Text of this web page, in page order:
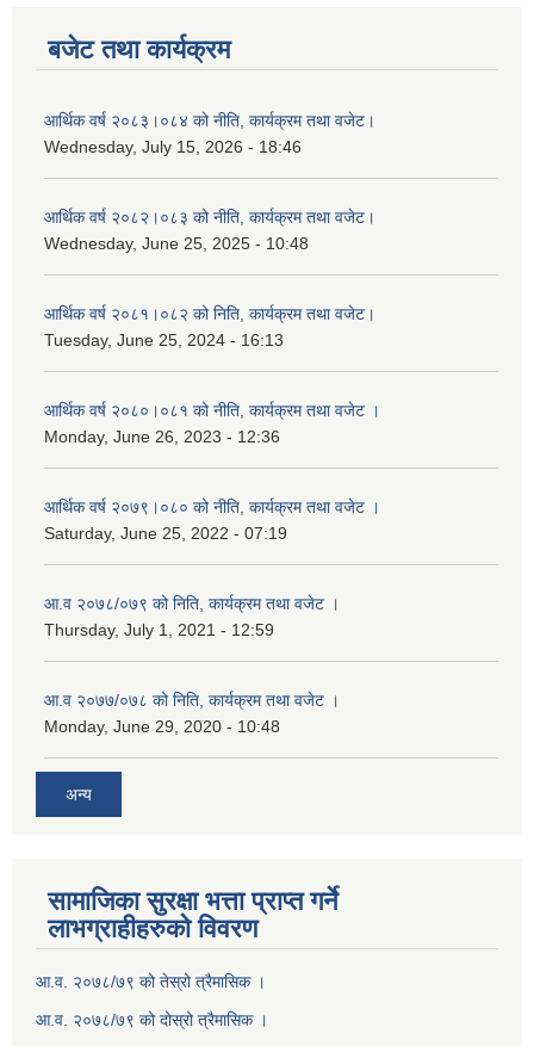
बजेट तथा कार्यक्रम
आर्थिक वर्ष २०८३।०८४ को नीति, कार्यक्रम तथा वजेट।
Wednesday, July 15, 2026 - 18:46
आर्थिक वर्ष २०८२।०८३ को नीति, कार्यक्रम तथा वजेट।
Wednesday, June 25, 2025 - 10:48
आर्थिक वर्ष २०८१।०८२ को निति, कार्यक्रम तथा वजेट।
Tuesday, June 25, 2024 - 16:13
आर्थिक वर्ष २०८०।०८१ को नीति, कार्यक्रम तथा वजेट ।
Monday, June 26, 2023 - 12:36
आर्थिक वर्ष २०७९।०८० को नीति, कार्यक्रम तथा वजेट ।
Saturday, June 25, 2022 - 07:19
आ.व २०७८/०७९ को निति, कार्यक्रम तथा वजेट ।
Thursday, July 1, 2021 - 12:59
आ.व २०७७/०७८ को निति, कार्यक्रम तथा वजेट ।
Monday, June 29, 2020 - 10:48
अन्य
सामाजिका सुरक्षा भत्ता प्राप्त गर्ने
लाभग्राहीहरुको विवरण
आ.व. २०७८/७९ को तेस्रो त्रैमासिक ।
आ.व. २०७८/७९ को दोस्रो त्रैमासिक ।